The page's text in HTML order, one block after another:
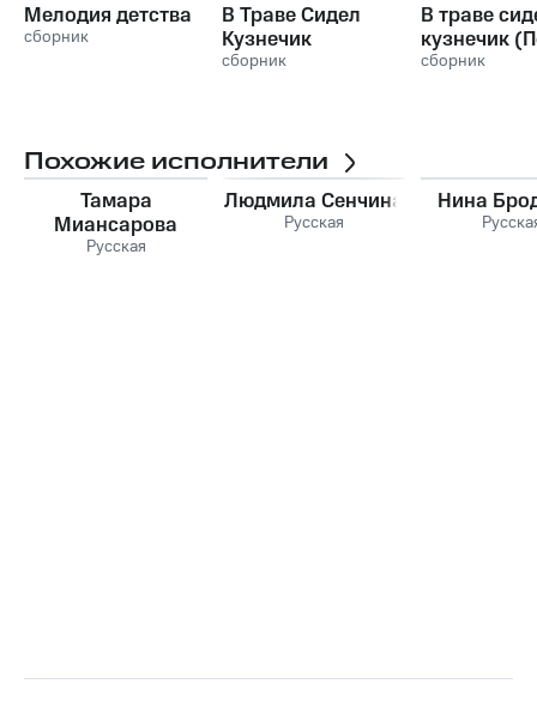
Мелодия детства
сборник
В Траве Сидел
Кузнечик
сборник
В траве
кузнечик
для детей и
сборник
Похожие исполнители
Тамара
Миансарова
Русская
Людмила Сенчина
Русская
Нина